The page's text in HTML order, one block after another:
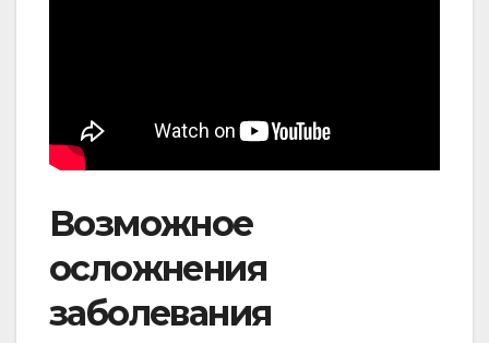
Возможное
осложнения
заболевания